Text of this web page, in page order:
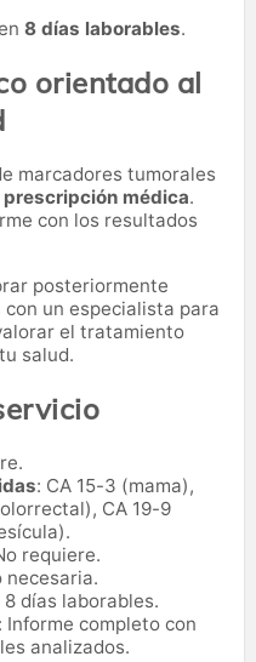
8 días laborables.
orientado al
marcadores tumorales
médica.
con los resultados
posteriormente
con un especialista para
el tratamiento
salud.
: CA 15-3 (mama),
CA 19-9
requiere.
necesaria.
8 días laborables.
: Informe completo con
analizados.